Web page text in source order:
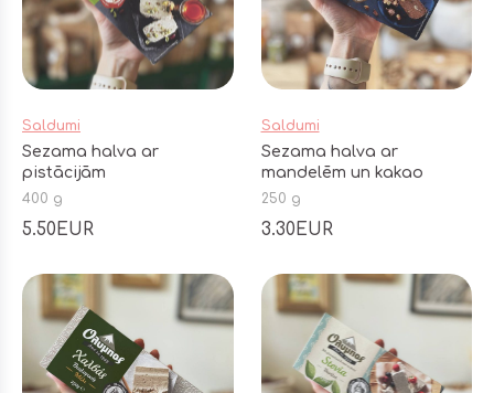
Saldumi
Sezama halva ar
pistācijām
400 g
5.50EUR
Saldumi
Sezama halva ar
mandelēm un kakao
250 g
3.30EUR